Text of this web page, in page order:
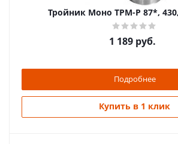
Тройник Моно ТРМ-Р 87*, 430,
1 189 руб.
Подробнее
Купить в 1 клик